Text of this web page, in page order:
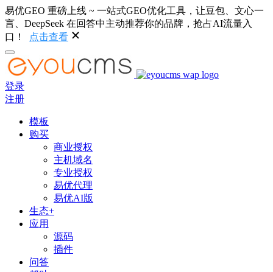
易优GEO 重磅上线 ~ 一站式GEO优化工具，让豆包、文心一
言、DeepSeek 在回答中主动推荐你的品牌，抢占AI流量入
口！
点击查看
登录
注册
模板
购买
商业授权
主机域名
专业授权
易优代理
易优AI版
生态+
应用
源码
插件
问答